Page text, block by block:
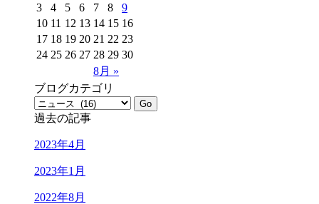
8月 »
3
4 5 6 7 8
9
10 11 12 13 14 15 16
17 18 19 20 21 22 23
24 25 26 27 28 29 30
ブログカテゴリ
過去の記事
2023年4月
2023年1月
2022年8月